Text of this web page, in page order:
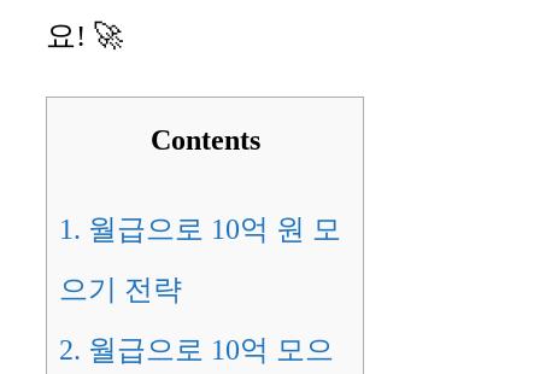
요! 🚀
Contents
1. 월급으로 10억 원 모
으기 전략
2. 월급으로 10억 모으